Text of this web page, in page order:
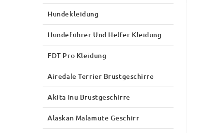
Hundekleidung
Hundeführer Und Helfer Kleidung
FDT Pro Kleidung
Airedale Terrier Brustgeschirre
Akita Inu Brustgeschirre
Alaskan Malamute Geschirr